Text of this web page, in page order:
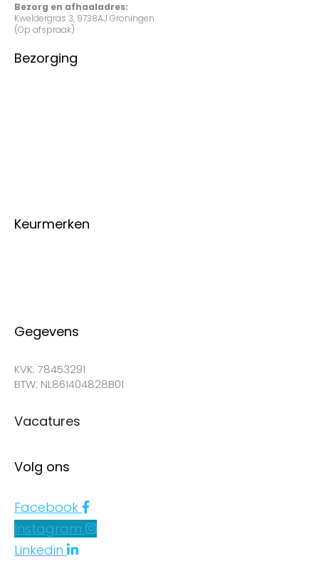
Bezorg en afhaaladres:
Kweldergras 3, 9738AJ Groningen
(Op afspraak)
Bezorging
Keurmerken
Gegevens
KVK: 78453291
BTW: NL861404828B01
Vacatures
Volg ons
Facebook
Instagram
Linkedin